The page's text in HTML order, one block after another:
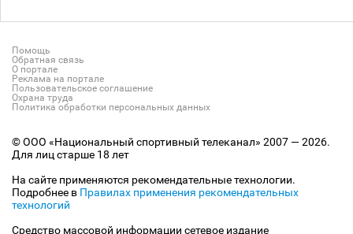
Помощь
Обратная связь
О портале
Реклама на портале
Пользовательское соглашение
Охрана труда
Политика обработки персональных данных
© ООО «Национальный спортивный телеканал» 2007 — 2026.
Для лиц старше 18 лет
На сайте применяются рекомендательные технологии.
Подробнее в Правилах применения рекомендательных
технологий
Средство массовой информации сетевое издание